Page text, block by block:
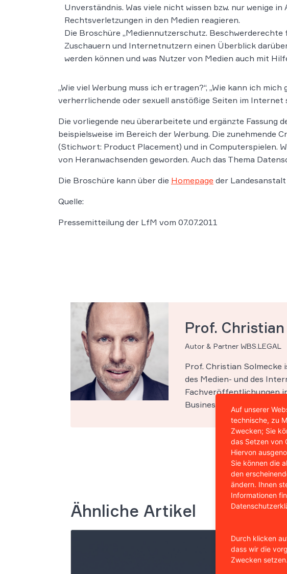
Unverständnis. Was viele nicht wissen bzw. nur wenige
Rechtsverletzungen in den Medien reagieren.
Die Broschüre „Mediennutzerschutz.
Zuschauern und Internetnutzern einen Überblick
werden können und was Nutzer von Medien auch mit
„Wie viel Werbung muss ich ertragen?“, „Wie kann ich
verherrlichende oder sexuell anstößige Seiten im
Die vorliegende neu überarbeitete und ergänzte Fassung
beispielsweise im Bereich der Werbung. Die
(Stichwort: Product Placement) und in Computerspielen.
von Heranwachsenden geworden. Auch das Thema
Die Broschüre kann über die Homepage der
Quelle:
Pressemitteilung der LfM vom 07.07.2011
Prof.
Autor & Partner WBS.LEGAL
Prof. Christian Solmecke
des Medien- und des
Fachveröffentlichungen
Business School in Köln.
Ähnliche Artikel
Auf unserer
technische, zu
Zwecken; Sie
das Setzen von
Hiervon
Sie können die
den
ändern. Ihnen
Informationen
Durch klicken
dass wir die
Zwecken setzen.